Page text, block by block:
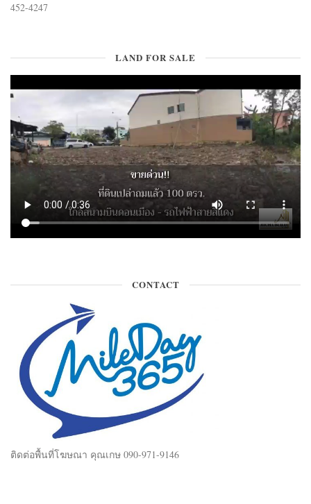
452-4247
LAND FOR SALE
CONTACT
ติดต่อพื้นที่โฆษณา คุณเกษ 090-971-9146